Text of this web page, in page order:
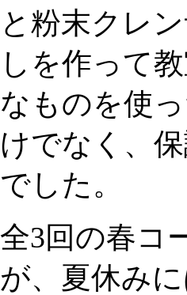
と粉末クレ
しを作って
なものを使
けでなく、
でした。
全3回の春コ
が、夏休み